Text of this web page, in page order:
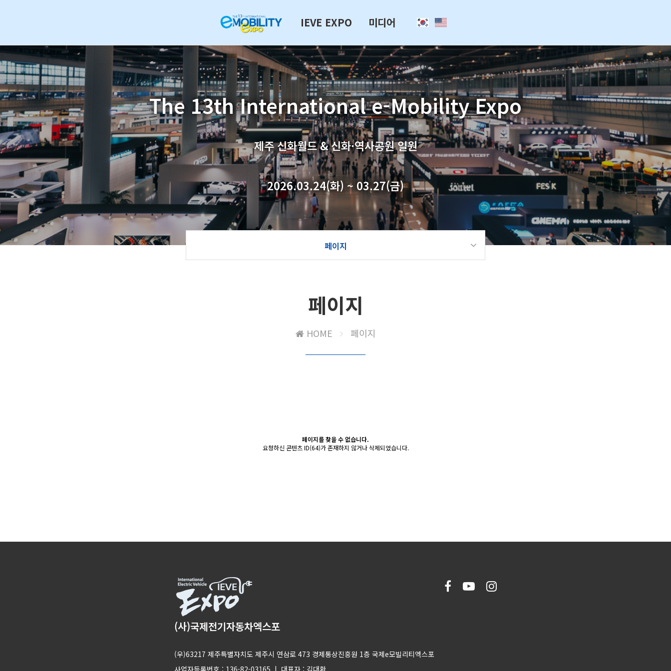
IEVE EXPO 미디어
The 13th International e-Mobility Expo
제주 신화월드 & 신화·역사공원 일원
2026.03.24(화) ~ 03.27(금)
페이지
페이지
HOME 페이지
페이지를 찾을 수 없습니다.
요청하신 콘텐츠 ID(64)가 존재하지 않거나 삭제되었습니다.
(사)국제전기자동차엑스포
(우)63217 제주특별자치도 제주시 연삼로 473 경제통상진흥원 1층 국제e모빌리티엑스포
사업자등록번호 : 136-82-03165 | 대표자 : 김대환